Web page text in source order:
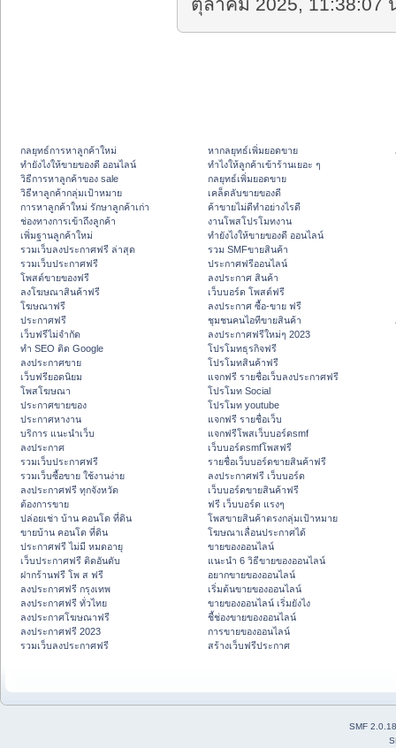
ตุลาคม 2025, 11:38:07
กลยุทธ์การหาลูกค้าใหม่
ทํายังไงให้ขายของดี ออนไลน์
วิธีการหาลูกค้าของ sale
วิธีหาลูกค้ากลุ่มเป้าหมาย
การหาลูกค้าใหม่ รักษาลูกค้าเก่า
ช่องทางการเข้าถึงลูกค้า
เพิ่มฐานลูกค้าใหม่
รวมเว็บลงประกาศฟรี ล่าสุด
รวมเว็บประกาศฟรี
โพสต์ขายของฟรี
ลงโฆษณาสินค้าฟรี
โฆษณาฟรี
ประกาศฟรี
เว็บฟรีไม่จำกัด
ทำ SEO ติด Google
ลงประกาศขาย
เว็บฟรียอดนิยม
โพสโฆษณา
ประกาศขายของ
ประกาศหางาน
บริการ แนะนำเว็บ
ลงประกาศ
รวมเว็บประกาศฟรี
รวมเว็บซื้อขาย ใช้งานง่าย
ลงประกาศฟรี ทุกจังหวัด
ต้องการขาย
ปล่อยเช่า บ้าน คอนโด ที่ดิน
ขายบ้าน คอนโด ที่ดิน
ประกาศฟรี ไม่มี หมดอายุ
เว็บประกาศฟรี ติดอันดับ
ฝากร้านฟรี โพ ส ฟรี
ลงประกาศฟรี กรุงเทพ
ลงประกาศฟรี ทั่วไทย
ลงประกาศโฆษณาฟรี
ลงประกาศฟรี 2023
รวมเว็บลงประกาศฟรี
หากลยุทธ์เพิ่มยอดขาย
ทําไงให้ลูกค้าเข้าร้านเยอะ ๆ
กลยุทธ์เพิ่มยอดขาย
เคล็ดลับขายของดี
ค้าขายไม่ดีทำอย่างไรดี
งานโพสโปรโมทงาน
ทํายังไงให้ขายของดี ออนไลน์
รวม SMFขายสินค้า
ประกาศฟรีออนไลน์
ลงประกาศ สินค้า
เว็บบอร์ด โพสต์ฟรี
ลงประกาศ ซื้อ-ขาย ฟรี
ชุมชนคนไอทีขายสินค้า
ลงประกาศฟรีใหม่ๆ 2023
โปรโมทธุรกิจฟรี
โปรโมทสินค้าฟรี
แจกฟรี รายชื่อเว็บลงประกาศฟรี
โปรโมท Social
โปรโมท youtube
แจกฟรี รายชื่อเว็บ
แจกฟรีโพสเว็บบอร์ดsmf
เว็บบอร์ดsmfโพสฟรี
รายชื่อเว็บบอร์ดขายสินค้าฟรี
ลงประกาศฟรี เว็บบอร์ด
เว็บบอร์ดขายสินค้าฟรี
ฟรี เว็บบอร์ด แรงๆ
โพสขายสินค้าตรงกลุ่มเป้าหมาย
โฆษณาเลื่อนประกาศได้
ขายของออนไลน์
แนะนำ 6 วิธีขายของออนไลน์
อยากขายของออนไลน์
เริ่มต้นขายของออนไลน์
ขายของออนไลน์ เริ่มยังไง
ชี้ช่องขายของออนไลน์
การขายของออนไลน์
สร้างเว็บฟรีประกาศ
SMF 2.0.18